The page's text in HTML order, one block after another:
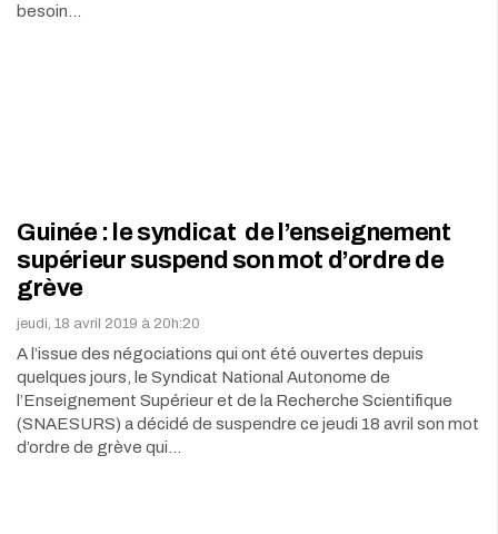
besoin…
Guinée : le syndicat de l’enseignement
supérieur suspend son mot d’ordre de
grève
jeudi, 18 avril 2019 à 20h:20
A l’issue des négociations qui ont été ouvertes depuis
quelques jours, le Syndicat National Autonome de
l’Enseignement Supérieur et de la Recherche Scientifique
(SNAESURS) a décidé de suspendre ce jeudi 18 avril son mot
d’ordre de grève qui…